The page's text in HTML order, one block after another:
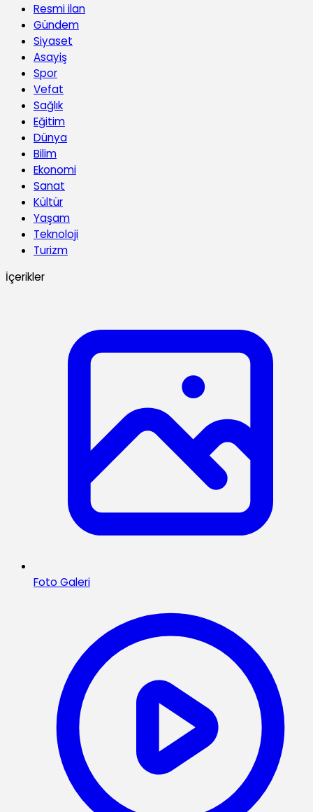
Resmi ilan
Gündem
Siyaset
Asayiş
Spor
Vefat
Sağlık
Eğitim
Dünya
Bilim
Ekonomi
Sanat
Kültür
Yaşam
Teknoloji
Turizm
İçerikler
Foto Galeri